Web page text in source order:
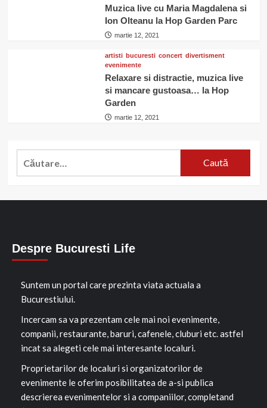
Muzica live cu Maria Magdalena si
Ion Olteanu la Hop Garden Parc
martie 12, 2021
artisti bucuresti concert divertisment
evenimente
Relaxare si distractie, muzica live
si mancare gustoasa… la Hop
Garden
martie 12, 2021
Caută
Despre Bucuresti Life
Suntem un portal care prezinta viata actuala a
Bucurestiului.
Incercam sa va prezentam cele mai noi evenimente,
companii, restaurante, baruri, cafenele, cluburi etc. astfel
incat sa alegeti cele mai interesante localuri.
Proprietarilor de localuri si organizatorilor de
evenimente le oferim posibilitatea de a-si publica
descrierea evenimentelor si a companiilor, completand